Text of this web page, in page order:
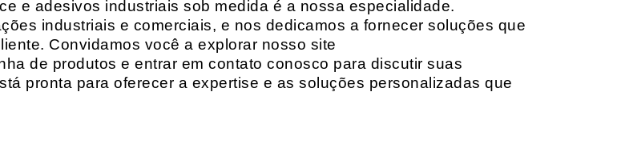
e adesivos industriais sob medida é a nossa especialidade.
industriais e comerciais, e nos dedicamos a fornecer soluções que
Convidamos você a explorar nosso site
de produtos e entrar em contato conosco para discutir suas
pronta para oferecer a expertise e as soluções personalizadas que